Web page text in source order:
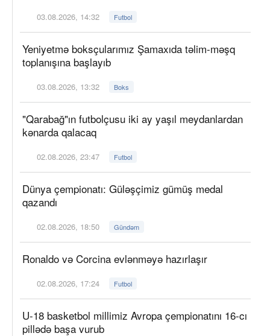
03.08.2026, 14:32 Futbol
Yeniyetmə boksçularımız Şamaxıda təlim-məşq
toplanışına başlayıb
03.08.2026, 13:32 Boks
"Qarabağ"ın futbolçusu iki ay yaşıl meydanlardan
kənarda qalacaq
02.08.2026, 23:47 Futbol
Dünya çempionatı: Güləşçimiz gümüş medal
qazandı
02.08.2026, 18:50 Gündəm
Ronaldo və Corcina evlənməyə hazırlaşır
02.08.2026, 17:24 Futbol
U-18 basketbol millimiz Avropa çempionatını 16-cı
pillədə başa vurub